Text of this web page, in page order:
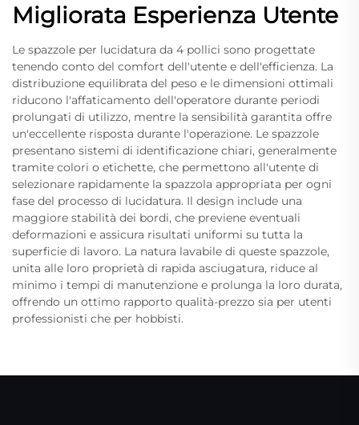
Migliorata Esperienza Utente
Le spazzole per lucidatura da 4 pollici sono progettate
tenendo conto del comfort dell'utente e dell'efficienza. La
distribuzione equilibrata del peso e le dimensioni ottimali
riducono l'affaticamento dell'operatore durante periodi
prolungati di utilizzo, mentre la sensibilità garantita offre
un'eccellente risposta durante l'operazione. Le spazzole
presentano sistemi di identificazione chiari, generalmente
tramite colori o etichette, che permettono all'utente di
selezionare rapidamente la spazzola appropriata per ogni
fase del processo di lucidatura. Il design include una
maggiore stabilità dei bordi, che previene eventuali
deformazioni e assicura risultati uniformi su tutta la
superficie di lavoro. La natura lavabile di queste spazzole,
unita alle loro proprietà di rapida asciugatura, riduce al
minimo i tempi di manutenzione e prolunga la loro durata,
offrendo un ottimo rapporto qualità-prezzo sia per utenti
professionisti che per hobbisti.